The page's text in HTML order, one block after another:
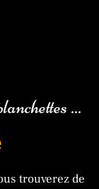
...
trouverez de